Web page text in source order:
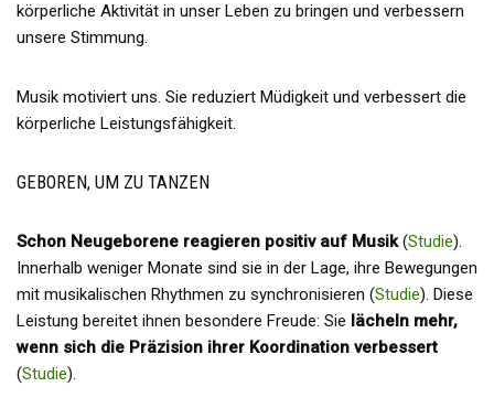
körperliche Aktivität in unser Leben zu bringen und verbessern
unsere Stimmung.
Musik motiviert uns. Sie reduziert Müdigkeit und verbessert die
körperliche Leistungsfähigkeit.
GEBOREN, UM ZU TANZEN
Schon Neugeborene reagieren positiv auf Musik(Studie).
Innerhalb weniger Monate sind sie in der Lage, ihre Bewegungen
mit musikalischen Rhythmen zu synchronisieren (Studie). Diese
Leistung bereitet ihnen besondere Freude: Sie lächeln mehr,
wenn sich die Präzision ihrer Koordination verbessert
(Studie).